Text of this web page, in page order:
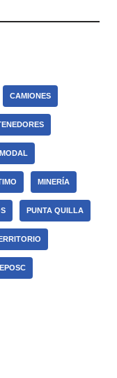
CAMIONES
MINERÍA
PUNTA QUILLA